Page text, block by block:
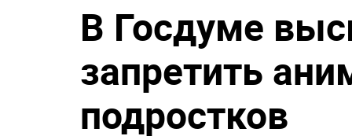
В Госдуме
запретить
подростков